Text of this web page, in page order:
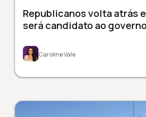
Republicanos volta atrás
será candidato ao
Caroline Vale